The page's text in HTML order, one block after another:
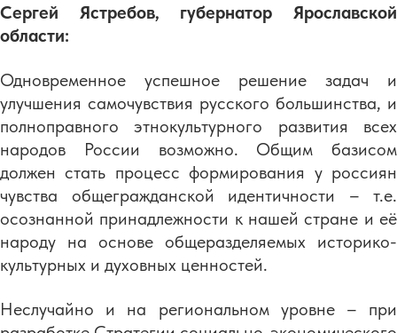
Сергей Ястребов, губернатор Ярославской
области:
Одновременное успешное решение задач и
улучшения самочувствия русского большинства, и
полноправного этнокультурного развития всех
народов России возможно. Общим базисом
должен стать процесс формирования у россиян
чувства общегражданской идентичности – т.е.
осознанной принадлежности к нашей стране и её
народу на основе общеразделяемых историко-
культурных и духовных ценностей.
Неслучайно и на региональном уровне – при